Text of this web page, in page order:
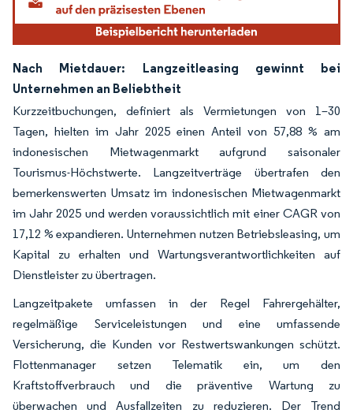
Nach Mietdauer: Langzeitleasing gewinnt bei
Unternehmen an Beliebtheit
Kurzzeitbuchungen, definiert als Vermietungen von 1–30
Tagen, hielten im Jahr 2025 einen Anteil von 57,88 % am
indonesischen Mietwagenmarkt aufgrund saisonaler
Tourismus-Höchstwerte. Langzeitverträge übertrafen den
bemerkenswerten Umsatz im indonesischen Mietwagenmarkt
im Jahr 2025 und werden voraussichtlich mit einer CAGR von
17,12 % expandieren. Unternehmen nutzen Betriebsleasing, um
Kapital zu erhalten und Wartungsverantwortlichkeiten auf
Dienstleister zu übertragen.
Langzeitpakete umfassen in der Regel Fahrergehälter,
regelmäßige Serviceleistungen und eine umfassende
Versicherung, die Kunden vor Restwertswankungen schützt.
Flottenmanager setzen Telematik ein, um den
Kraftstoffverbrauch und die präventive Wartung zu
überwachen und Ausfallzeiten zu reduzieren. Der Trend